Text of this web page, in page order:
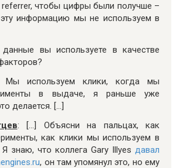
referrer, чтобы цифры были получше –
информацию мы не используем в
вы используете в качестве
Мы используем клики, когда мы
в выдаче, я раньше уже
делается. […]
: […] Объясни на пальцах, как
как клики мы используем в
Я знаю, что коллега Gary Illyes давал
, он там упомянул это, но ему